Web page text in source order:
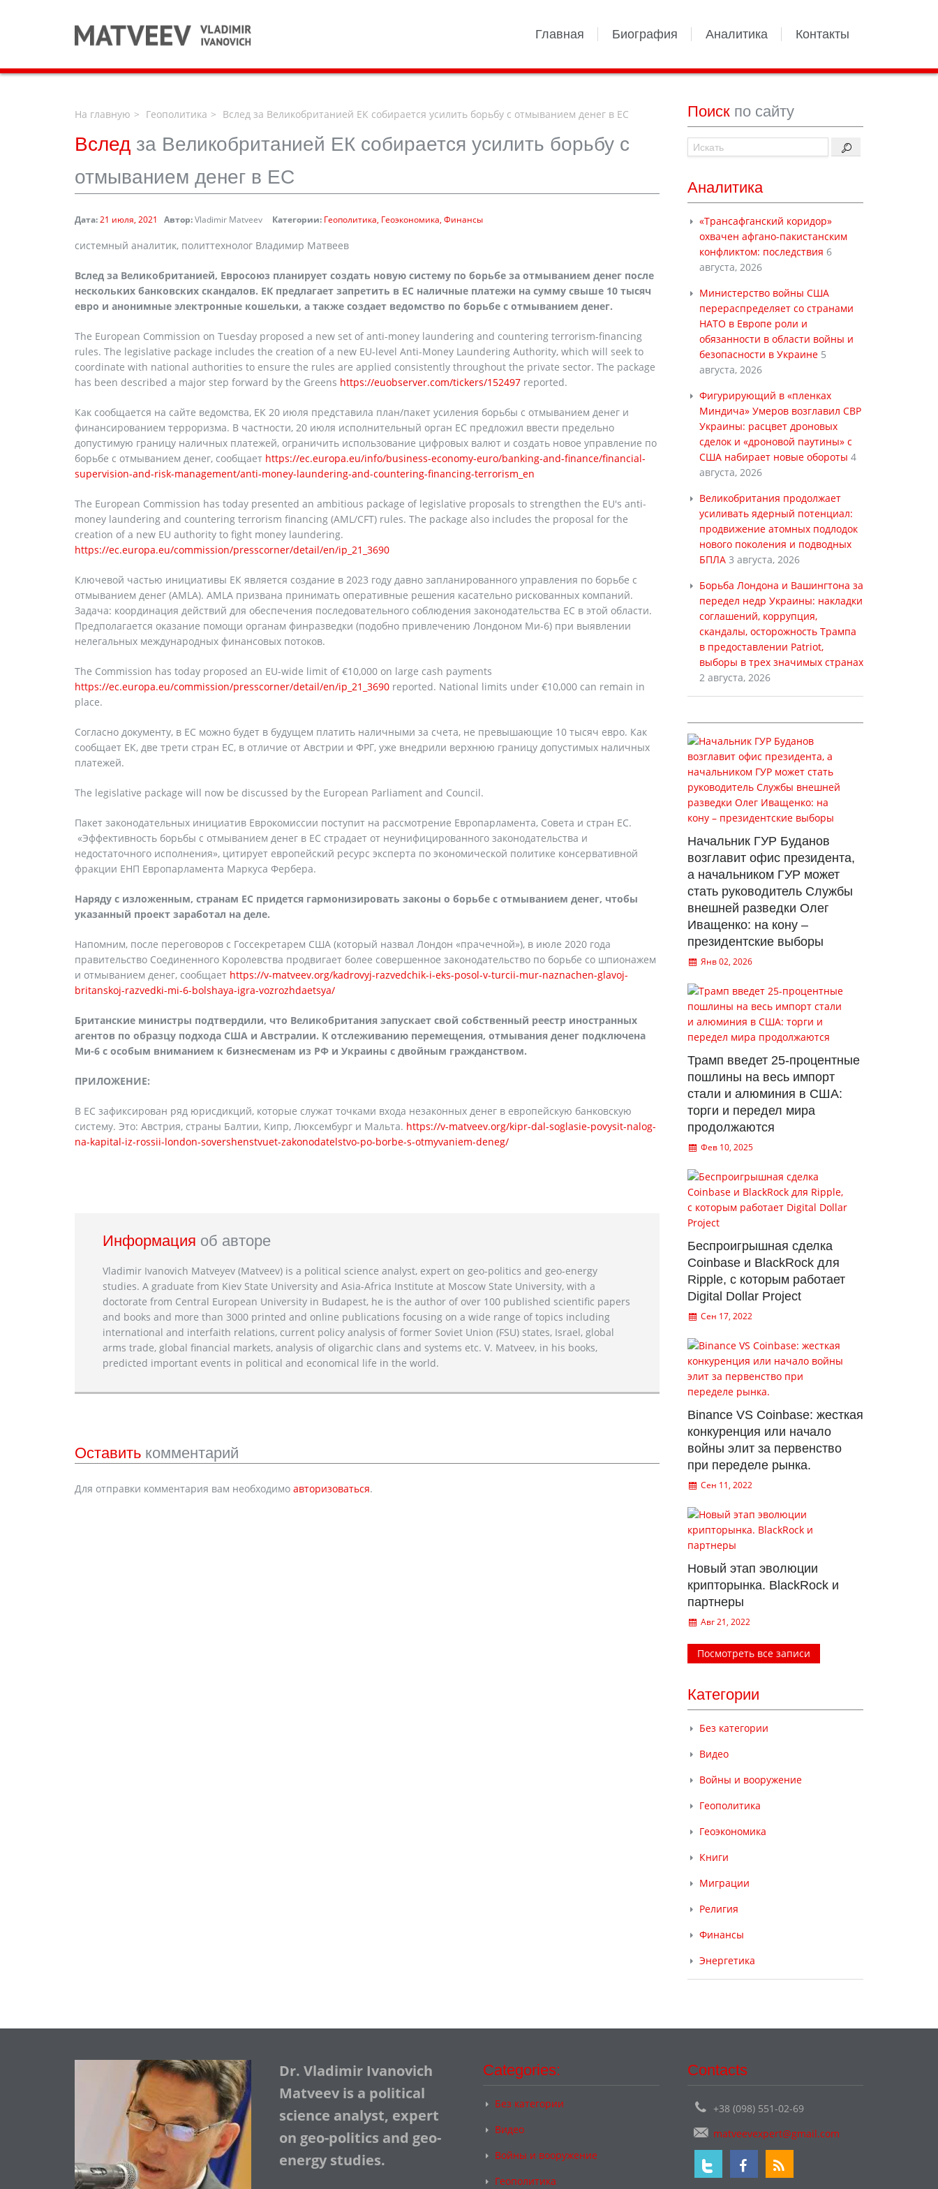
Главная Биография Аналитика Контакты
На главную Геополитика Вслед за Великобританией ЕК собирается усилить борьбу с отмыванием денег в ЕС
Вслед за Великобританией ЕК собирается усилить борьбу с
отмыванием денег в ЕС
Дата:21 июля, 2021 Автор:Vladimir Matveev Категории: Геополитика Геоэкономика Финансы
системный аналитик, политтехнолог Владимир Матвеев
Вслед за Великобританией, Евросоюз планирует создать новую систему по борьбе за отмыванием денег после
нескольких банковских скандалов. ЕК предлагает запретить в ЕС наличные платежи на сумму свыше 10 тысяч
евро и анонимные электронные кошельки, а также создает ведомство по борьбе с отмыванием денег.
The European Commission on Tuesday proposed a new set of anti-money laundering and countering terrorism-financing
rules. The legislative package includes the creation of a new EU-level Anti-Money Laundering Authority, which will seek to
coordinate with national authorities to ensure the rules are applied consistently throughout the private sector. The package
has been described a major step forward by the Greens https://euobserver.com/tickers/152497 reported.
Как сообщается на сайте ведомства, ЕК 20 июля представила план/пакет усиления борьбы с отмыванием денег и
финансированием терроризма. В частности, 20 июля исполнительный орган ЕС предложил ввести предельно
допустимую границу наличных платежей, ограничить использование цифровых валют и создать новое управление по
борьбе с отмыванием денег, сообщает https://ec.europa.eu/info/business-economy-euro/banking-and-finance/financial-
supervision-and-risk-management/anti-money-laundering-and-countering-financing-terrorism_en
The European Commission has today presented an ambitious package of legislative proposals to strengthen the EU's anti-
money laundering and countering terrorism financing (AML/CFT) rules. The package also includes the proposal for the
creation of a new EU authority to fight money laundering.
https://ec.europa.eu/commission/presscorner/detail/en/ip_21_3690
Ключевой частью инициативы ЕК является создание в 2023 году давно запланированного управления по борьбе с
отмыванием денег (AMLA). AMLA призвана принимать оперативные решения касательно рискованных компаний.
Задача: координация действий для обеспечения последовательного соблюдения законодательства ЕС в этой области.
Предполагается оказание помощи органам финразведки (подобно привлечению Лондоном Ми-6) при выявлении
нелегальных международных финансовых потоков.
The Commission has today proposed an EU-wide limit of €10,000 on large cash payments
https://ec.europa.eu/commission/presscorner/detail/en/ip_21_3690 reported. National limits under €10,000 can remain in
place.
Согласно документу, в ЕС можно будет в будущем платить наличными за счета, не превышающие 10 тысяч евро. Как
сообщает ЕК, две трети стран ЕС, в отличие от Австрии и ФРГ, уже внедрили верхнюю границу допустимых наличных
платежей.
The legislative package will now be discussed by the European Parliament and Council.
Пакет законодательных инициатив Еврокомиссии поступит на рассмотрение Европарламента, Совета и стран ЕС.
«Эффективность борьбы с отмыванием денег в ЕС страдает от неунифицированного законодательства и
недостаточного исполнения», цитирует европейский ресурс эксперта по экономической политике консервативной
фракции ЕНП Европарламента Маркуса Фербера.
Наряду с изложенным, странам ЕС придется гармонизировать законы о борьбе с отмыванием денег, чтобы
указанный проект заработал на деле.
Напомним, после переговоров с Госсекретарем США (который назвал Лондон «прачечной»), в июле 2020 года
правительство Соединенного Королевства продвигает более совершенное законодательство по борьбе со шпионажем
и отмыванием денег, сообщает https://v-matveev.org/kadrovyj-razvedchik-i-eks-posol-v-turcii-mur-naznachen-glavoj-
britanskoj-razvedki-mi-6-bolshaya-igra-vozrozhdaetsya/
Британские министры подтвердили, что Великобритания запускает свой собственный реестр иностранных
агентов по образцу подхода США и Австралии. К отслеживанию перемещения, отмывания денег подключена
Ми-6 с особым вниманием к бизнесменам из РФ и Украины с двойным гражданством.
ПРИЛОЖЕНИЕ:
В ЕС зафиксирован ряд юрисдикций, которые служат точками входа незаконных денег в европейскую банковскую
систему. Это: Австрия, страны Балтии, Кипр, Люксембург и Мальта. https://v-matveev.org/kipr-dal-soglasie-povysit-nalog-
na-kapital-iz-rossii-london-sovershenstvuet-zakonodatelstvo-po-borbe-s-otmyvaniem-deneg/
Информация об авторе
Vladimir Ivanovich Matveyev (Matveev) is a political science analyst, expert on geo-politics and geo-energy
studies. A graduate from Kiev State University and Asia-Africa Institute at Moscow State University, with a
doctorate from Central European University in Budapest, he is the author of over 100 published scientific papers
and books and more than 3000 printed and online publications focusing on a wide range of topics including
international and interfaith relations, current policy analysis of former Soviet Union (FSU) states, Israel, global
arms trade, global financial markets, analysis of oligarchic clans and systems etc. V. Matveev, in his books,
predicted important events in political and economical life in the world.
Оставить комментарий
Для отправки комментария вам необходимо авторизоваться.
Поиск по сайту
Аналитика
«Трансафганский коридор»
охвачен афгано-пакистанским
конфликтом: последствия 6
августа, 2026
Министерство войны США
перераспределяет со странами
НАТО в Европе роли и
обязанности в области войны и
безопасности в Украине 5
августа, 2026
Фигурирующий в «пленках
Миндича» Умеров возглавил СВР
Украины: расцвет дроновых
сделок и «дроновой паутины» с
США набирает новые обороты 4
августа, 2026
Великобритания продолжает
усиливать ядерный потенциал:
продвижение атомных подлодок
нового поколения и подводных
БПЛА 3 августа, 2026
Борьба Лондона и Вашингтона за
передел недр Украины: накладки
соглашений, коррупция,
скандалы, осторожность Трампа
в предоставлении Patriot,
выборы в трех значимых странах
2 августа, 2026
Начальник ГУР Буданов
возглавит офис президента,
а начальником ГУР может
стать руководитель Службы
внешней разведки Олег
Иващенко: на кону –
президентские выборы
Янв 02, 2026
Трамп введет 25-процентные
пошлины на весь импорт
стали и алюминия в США:
торги и передел мира
продолжаются
Фев 10, 2025
Беспроигрышная сделка
Coinbase и BlackRock для
Ripple, с которым работает
Digital Dollar Project
Сен 17, 2022
Binance VS Coinbase: жесткая
конкуренция или начало
войны элит за первенство
при переделе рынка.
Сен 11, 2022
Новый этап эволюции
крипторынка. BlackRock и
партнеры
Авг 21, 2022
Посмотреть все записи
Категории
Без категории
Видео
Войны и вооружение
Геополитика
Геоэкономика
Книги
Миграции
Религия
Финансы
Энергетика
Dr. Vladimir Ivanovich
Matveev is a political
science analyst, expert
on geo-politics and geo-
energy studies.
Categories:
Без категории
Видео
Войны и вооружение
Геополитика
Contacts
+38 (098) 551-02-69
matveevexpert@gmail.com